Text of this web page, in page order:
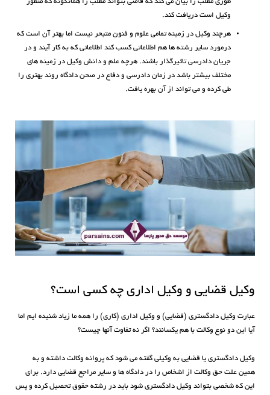
طوری مطلب را بیان می کند که قاضی بتواند مطلب را همانگونه که منظور
وکیل است دریافت کند.
هرچند وکیل در زمینه تمامی علوم و فنون متبحر نیست اما بهتر آن است که
درمورد سایر رشته ها هم اطلاعاتی کسب کند اطلاعاتی که به کار آیند و در
جریان دادرسی تاثیرگذار باشند. هرچه علم و دانش وکیل در زمینه های
مختلف بیشتر باشد در زمان دادرسی و دفاع در صحن دادگاه روند بهتری را
طی کرده و می تواند از آن بهره یافت.
وکیل قضایی و وکیل اداری چه کسی است؟
عبارت وکیل دادگستری (قضایی) و وکیل اداری (کاری) را همه ما زیاد شنیده ایم اما
آیا این دو نوع وکالت با هم یکسانند؟ اگر نه تفاوت آنها چیست؟
وکیل دادگستری یا قضایی به وکیلی گفته می شود که پروانه وکالت داشته و به
همین علت حق وکالت از اشخاص را در دادگاه ها و سایر مراجع قضایی دارد. برای
این که شخصی بتواند وکیل دادگستری شود باید در رشته حقوق تحصیل کرده و پس